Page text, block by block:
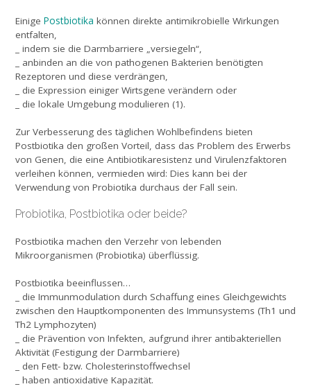
Einige Postbiotika können direkte antimikrobielle Wirkungen
entfalten,
_ indem sie die Darmbarriere „versiegeln“,
_ anbinden an die von pathogenen Bakterien benötigten
Rezeptoren und diese verdrängen,
_ die Expression einiger Wirtsgene verändern oder
_ die lokale Umgebung modulieren (1).
Zur Verbesserung des täglichen Wohlbefindens bieten
Postbiotika den großen Vorteil, dass das Problem des Erwerbs
von Genen, die eine Antibiotikaresistenz und Virulenzfaktoren
verleihen können, vermieden wird: Dies kann bei der
Verwendung von Probiotika durchaus der Fall sein.
Probiotika, Postbiotika oder beide?
Postbiotika machen den Verzehr von lebenden
Mikroorganismen (Probiotika) überflüssig.
Postbiotika beeinflussen…
_ die Immunmodulation durch Schaffung eines Gleichgewichts
zwischen den Hauptkomponenten des Immunsystems (Th1 und
Th2 Lymphozyten)
_ die Prävention von Infekten, aufgrund ihrer antibakteriellen
Aktivität (Festigung der Darmbarriere)
_ den Fett- bzw. Cholesterinstoffwechsel
_ haben antioxidative Kapazität.